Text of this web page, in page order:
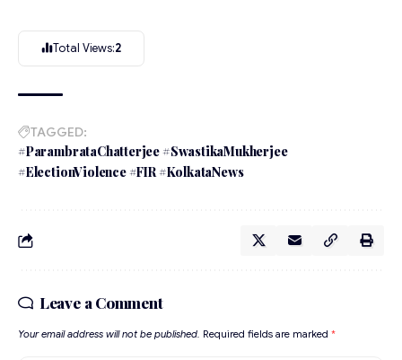
Total Views:2
TAGGED:
#ParambrataChatterjee #SwastikaMukherjee
#ElectionViolence #FIR #KolkataNews
Leave a Comment
Your email address will not be published. Required fields are marked *